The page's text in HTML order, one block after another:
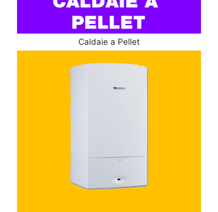
Caldaie a Pellet